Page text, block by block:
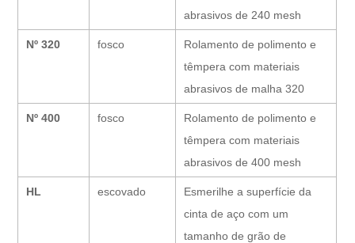
abrasivos de 240 mesh
Nº 320 fosco
Rolamento de polimento e
têmpera com materiais
abrasivos de malha 320
Nº 400 fosco
Rolamento de polimento e
têmpera com materiais
abrasivos de 400 mesh
HL escovado
Esmerilhe a superfície da
cinta de aço com um
tamanho de grão de